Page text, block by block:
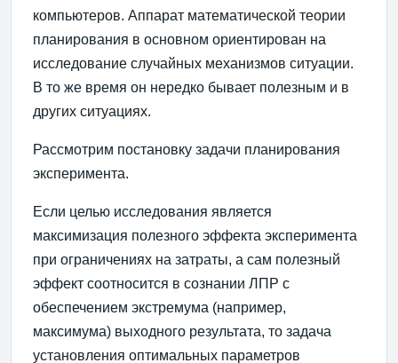
компьютеров. Аппарат математической теории
планирования в основном ориентирован на
исследование случайных механизмов ситуации.
В то же время он нередко бывает полезным и в
других ситуациях.
Рассмотрим постановку задачи планирования
эксперимента.
Если целью исследования является
максимизация полезного эффекта эксперимента
при ограничениях на затраты, а сам полезный
эффект соотносится в сознании ЛПР с
обеспечением экстремума (например,
максимума) выходного результата, то задача
установления оптимальных параметров